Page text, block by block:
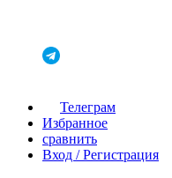
Телеграм
Избранное
сравнить
Вход / Регистрация